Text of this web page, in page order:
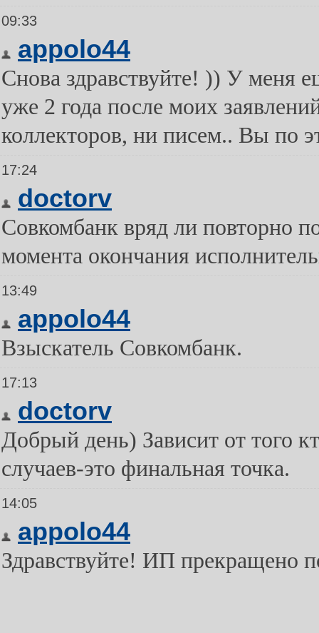
09:33
appolo44
Снова здравствуйте! )) У меня
уже 2 года после моих
коллекторов, ни писем.. Вы по
17:24
doctorv
Совкомбанк вряд ли повторно
момента окончания
13:49
appolo44
Взыскатель Совкомбанк.
17:13
doctorv
Добрый день) Зависит от того
случаев-это финальная точка.
14:05
appolo44
Здравствуйте! ИП прекращено